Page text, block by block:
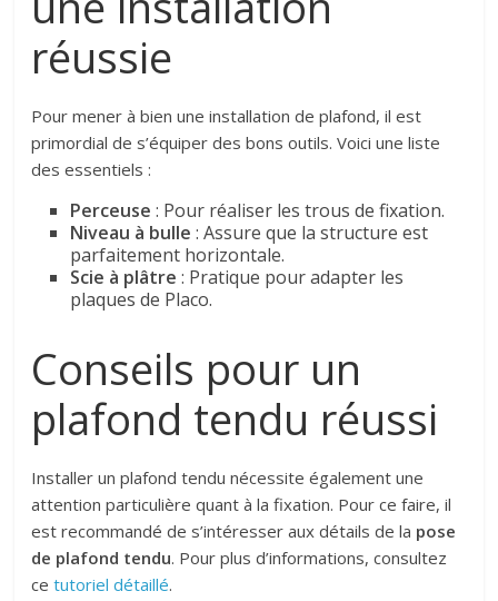
réussie
Pour mener à bien une installation de plafond, il est
primordial de s’équiper des bons outils. Voici une liste
des essentiels :
Perceuse : Pour réaliser les trous de fixation.
Niveau à bulle : Assure que la structure est
parfaitement horizontale.
Scie à plâtre : Pratique pour adapter les
plaques de Placo.
Conseils pour un
plafond tendu réussi
Installer un plafond tendu nécessite également une
attention particulière quant à la fixation. Pour ce faire, il
est recommandé de s’intéresser aux détails de la pose
de plafond tendu. Pour plus d’informations, consultez
cetutoriel détaillé.